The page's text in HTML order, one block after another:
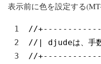
表示前に色を設定する
1
2
3
//
//| djudeは、手数
//